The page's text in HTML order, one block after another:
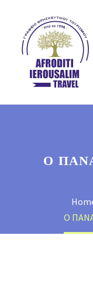
Ο
Ο